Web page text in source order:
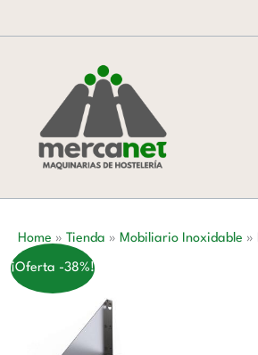
al
Home » Tienda » Mobiliario Inoxidable »
¡Oferta -38%!